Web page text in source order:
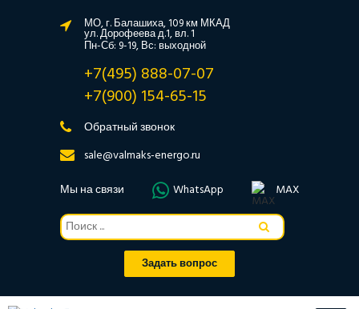
МО, г. Балашиха, 109 км МКАД
ул. Дорофеева д.1, вл. 1
Пн-Сб: 9-19, Вс: выходной
+7(495) 888-07-07
+7(900) 154-65-15
Обратный звонок
sale@valmaks-energo.ru
Мы на связи
WhatsApp MAX
Задать вопрос